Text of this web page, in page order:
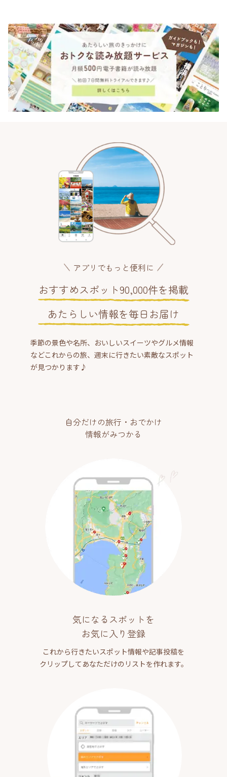
アプリでもっと便利に
おすすめスポット90,000件を掲載
あたらしい情報を毎日お届け
季節の景色や名所、おいしいスイーツやグルメ情報
などこれからの旅、週末に行きたい素敵なスポット
が見つかります♪
自分だけの旅行・おでかけ
情報がみつかる
気になるスポットを
お気に入り登録
これから行きたいスポット情報や記事投稿を
クリップしてあなただけのリストを作れます。